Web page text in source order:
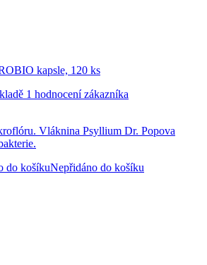
kapsle, 120 ks
1 hodnocení zákazníka
Vláknina Psyllium Dr. Popova
do košíkuNepřidáno do košíku